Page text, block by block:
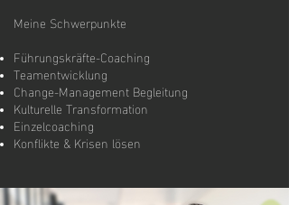
Meine Schwerpunkte
Führungskräfte-Coaching
Teamentwicklung
Change-Management Begleitung
Kulturelle Transformation
Einzelcoaching
Konflikte & Krisen lösen